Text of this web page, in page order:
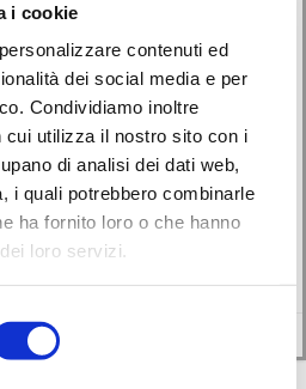
i cookie
contenuti ed
dei social media e per
Condividiamo inoltre
cui utilizza il nostro sito con i
di analisi dei dati web,
i quali potrebbero combinarle
ha fornito loro o che hanno
loro servizi.
Pinocchio si terrà venerdì 17 maggio,